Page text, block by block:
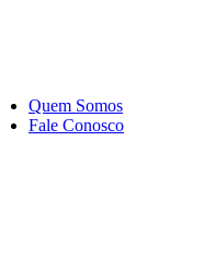
Quem Somos
Fale Conosco